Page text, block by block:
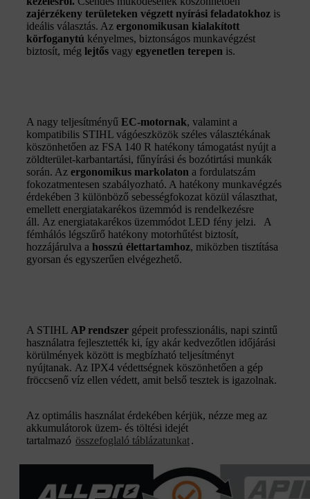
zajérzékeny területeken végzett nyírási feladatokhoz is
ideális választás. Az ergonomikusan kialakított
körfoganytú kényelmes, biztonságos munkavégzést
biztosít, még lejtős vagy egyenetlen terepen is.
A nagy teljesítményű EC-motornak, valamint a
kompatibilis STIHL vágóeszközök széles választékának
köszönhetően az FSA 140 R hatékony támogatást nyújt a
zöldterület-karbantartási, fűnyírási és bozótirtási munkák
során. Az ergonomikus markolaton a fordulatszám
fokozatmentesen szabályozható. A hatékony munkavégzés
érdekében 3 különböző sebességfokozat közül választhat,
emellett energiatakarékos üzemmód is rendelkezésre
áll. Az energiatakarékos üzemmódot LED fény jelzi. A
fémhálós légszűrő hatékony motorhűtést biztosít,
hozzájárulva a hosszú élettartamhoz, miközben tisztítása
gyorsan és egyszerűen elvégezhető.
A STIHL AP rendszer gépeit professzionális, napi szintű
használatra fejlesztették ki, így akár kedvezőtlen időjárási
körülmények között is megbízható teljesítményt
nyújtanak. Az IPX4 védettségnek köszönhetően a gép
fröccsenő víz ellen védett, amit belső tesztek is igazolnak.
Az optimális használat érdekében kérjük, nézze meg az
akkumulátorok üzem- és töltési idejét
tartalmazó összefoglaló táblázatunkat.